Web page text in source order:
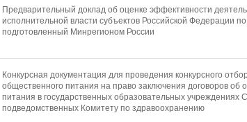
Предварительный доклад об оценке эффективности
исполнительной власти субъектов Российской Федерации
подготовленный Минрегионом России
Конкурсная документация для проведения конкурсного
общественного питания на право заключения договоров об
питания в государственных образовательных учреждениях
подведомственных Комитету по здравоохранению